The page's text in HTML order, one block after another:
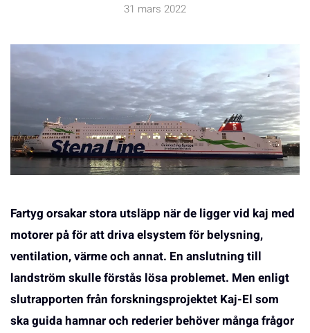
31 mars 2022
Fartyg orsakar stora utsläpp när de ligger vid kaj med
motorer på för att driva elsystem för belysning,
ventilation, värme och annat. En anslutning till
landström skulle förstås lösa problemet. Men enligt
slutrapporten från forskningsprojektet Kaj-El som
ska guida hamnar och rederier behöver många frågor